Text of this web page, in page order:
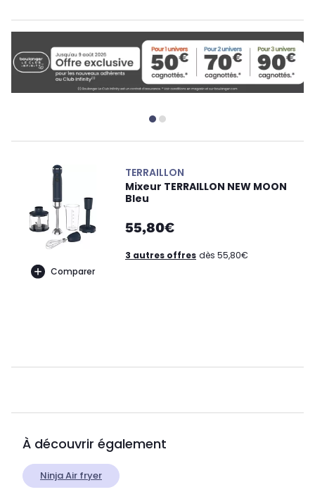
Comparer
TERRAILLON
Mixeur TERRAILLON NEW MOON
Bleu
55,80€
3 autres offres dès 55,80€
À découvrir également
Ninja Air fryer